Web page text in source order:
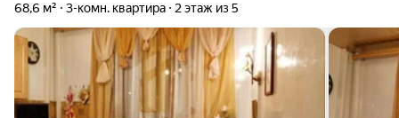
68,6 м² 3-комн. квартира 2 этаж из 5